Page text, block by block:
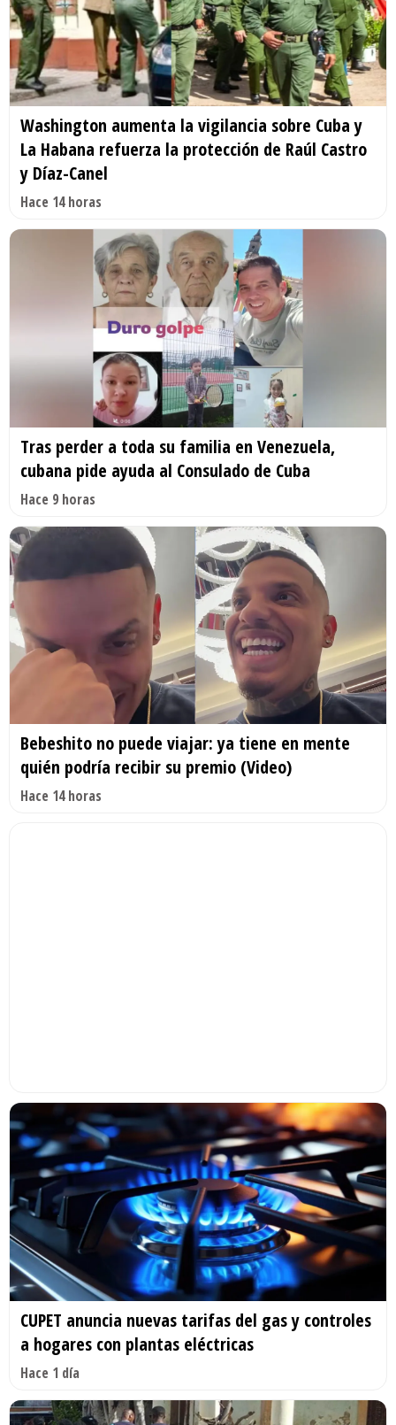
Washington aumenta la vigilancia sobre Cuba y
La Habana refuerza la protección de Raúl Castro
y Díaz-Canel
Hace 14 horas
Tras perder a toda su familia en Venezuela,
cubana pide ayuda al Consulado de Cuba
Hace 9 horas
Bebeshito no puede viajar: ya tiene en mente
quién podría recibir su premio (Video)
Hace 14 horas
CUPET anuncia nuevas tarifas del gas y controles
a hogares con plantas eléctricas
Hace 1 día